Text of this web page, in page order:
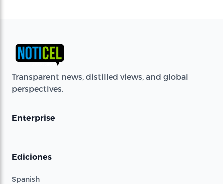
Transparent news, distilled views, and global
perspectives.
Enterprise
Ediciones
Spanish